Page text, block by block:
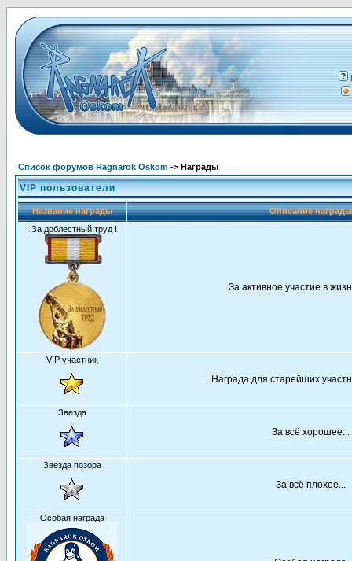
Список форумов Ragnarok Oskom -> Награды
VIP пользователи
Название награды
Описание
! За доблестный труд !
За активное участие в
VIP участник
Награда для старейших
Звезда
За всё хорошее...
Звезда позора
За всё плохое...
Особая награда